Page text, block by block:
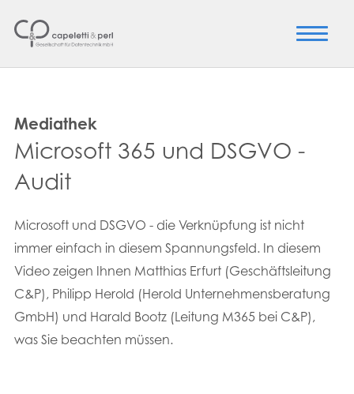
Mediathek
Microsoft 365 und DSGVO -
Audit
Microsoft und DSGVO - die Verknüpfung ist nicht
immer einfach in diesem Spannungsfeld. In diesem
Video zeigen Ihnen Matthias Erfurt (Geschäftsleitung
C&P), Philipp Herold (Herold Unternehmensberatung
GmbH) und Harald Bootz (Leitung M365 bei C&P),
was Sie beachten müssen.